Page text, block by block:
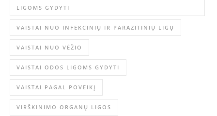
LIGOMS GYDYTI
VAISTAI NUO INFEKCINIŲ IR PARAZITINIŲ LIGŲ
VAISTAI NUO VĖŽIO
VAISTAI ODOS LIGOMS GYDYTI
VAISTAI PAGAL POVEIKĮ
VIRŠKINIMO ORGANŲ LIGOS